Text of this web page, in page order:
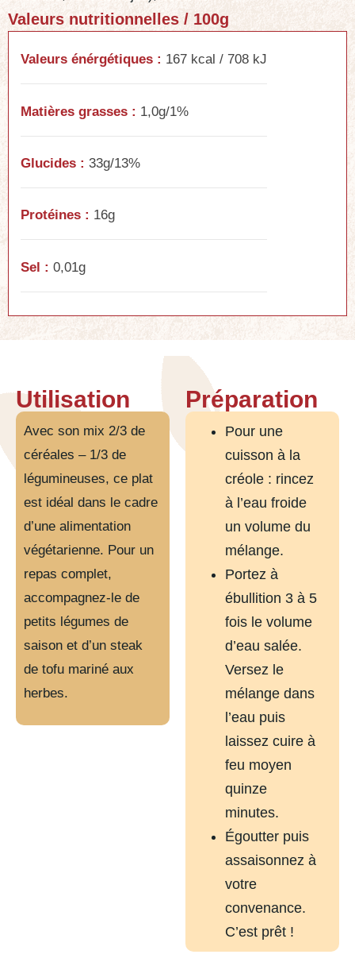
Valeurs nutritionnelles / 100g
Valeurs énérgétiques : 167 kcal / 708 kJ
Matières grasses : 1,0g/1%
Glucides : 33g/13%
Protéines : 16g
Sel : 0,01g
Utilisation
Avec son mix 2/3 de
céréales – 1/3 de
légumineuses, ce plat
est idéal dans le cadre
d’une alimentation
végétarienne. Pour un
repas complet,
accompagnez-le de
petits légumes de
saison et d’un steak
de tofu mariné aux
herbes.
Préparation
Pour une
cuisson à la
créole : rincez
à l’eau froide
un volume du
mélange.
Portez à
ébullition 3 à 5
fois le volume
d’eau salée.
Versez le
mélange dans
l’eau puis
laissez cuire à
feu moyen
quinze
minutes.
Égoutter puis
assaisonnez à
votre
convenance.
C’est prêt !